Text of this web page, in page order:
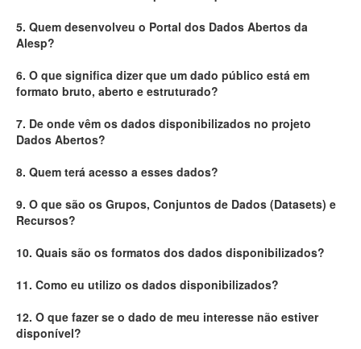
Administração
Legislação
Perguntas frequentes
Contato
5. Quem desenvolveu o Portal dos Dados Abertos da
Alesp?
6. O que significa dizer que um dado público está em
formato bruto, aberto e estruturado?
7. De onde vêm os dados disponibilizados no projeto
Dados Abertos?
8. Quem terá acesso a esses dados?
9. O que são os Grupos, Conjuntos de Dados (Datasets) e
Recursos?
10. Quais são os formatos dos dados disponibilizados?
11. Como eu utilizo os dados disponibilizados?
12. O que fazer se o dado de meu interesse não estiver
disponível?